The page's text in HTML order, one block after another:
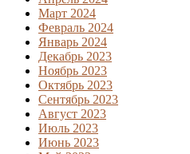
Март 2024
Февраль 2024
Январь 2024
Декабрь 2023
Ноябрь 2023
Октябрь 2023
Сентябрь 2023
Август 2023
Июль 2023
Июнь 2023